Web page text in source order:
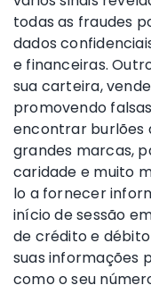
todas as fraudes
dados
e financeiras.
sua carteira,
promovendo
encontrar burlões
grandes marcas,
caridade e muito
lo a fornecer
início de sessão
de crédito e
suas informações
como o seu